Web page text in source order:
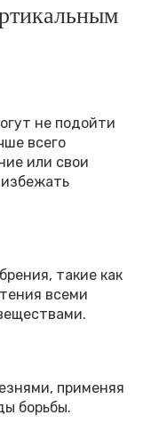
не подойти
всего
или свои
такие как
всеми
применяя
борьбы.